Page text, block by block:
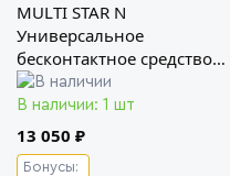
MULTI STAR N
Универсальное
бесконтактное средство
Koch Chemie
В наличии: 1 шт
13 050 ₽
Бонусы: